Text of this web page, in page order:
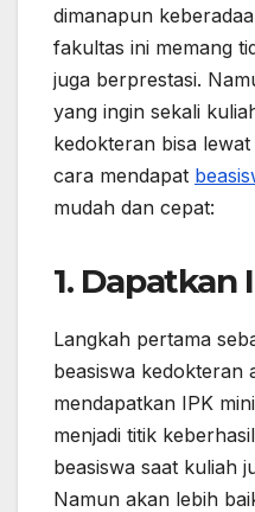
dimanapun
fakultas ini memang
juga berprestasi.
yang ingin sekali
kedokteran bisa
cara mendapat
mudah dan cepat:
1. Dapatkan
Langkah pertama
beasiswa kedokteran
mendapatkan IPK
menjadi titik
beasiswa saat kuliah
Namun akan lebih